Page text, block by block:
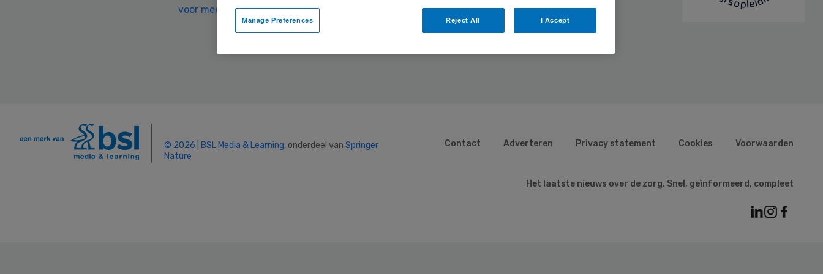
voor meer informatie op de website van Cedeo
© 2026 | BSL Media & Learning, onderdeel van Springer
Nature
Contact Adverteren Privacy statement Cookies Voorwaarden
Het laatste nieuws over de zorg. Snel, geïnformeerd, compleet
Manage Preferences Reject All I Accept